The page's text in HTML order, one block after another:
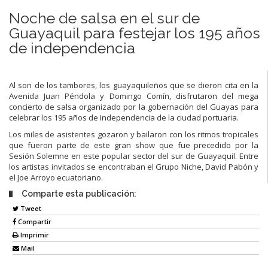
Noche de salsa en el sur de
Guayaquil para festejar los 195 años
de independencia
Al son de los tambores, los guayaquileños que se dieron cita en la
Avenida Juan Péndola y Domingo Comín, disfrutaron del mega
concierto de salsa organizado por la gobernación del Guayas para
celebrar los 195 años de Independencia de la ciudad portuaria.
Los miles de asistentes gozaron y bailaron con los ritmos tropicales
que fueron parte de este gran show que fue precedido por la
Sesión Solemne en este popular sector del sur de Guayaquil. Entre
los artistas invitados se encontraban el Grupo Niche, David Pabón y
el Joe Arroyo ecuatoriano.
Comparte esta publicación:
Tweet
Compartir
Imprimir
Mail